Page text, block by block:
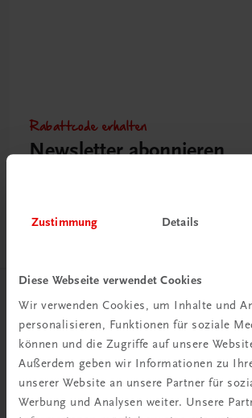
Zustimmung Details
Diese Webseite verwendet Cookies
Wir verwenden Cookies, um Inhalte und
personalisieren, Funktionen für soziale
können und die Zugriffe auf unsere
Außerdem geben wir Informationen zu
unserer Website an unsere Partner für
Werbung und Analysen weiter. Unsere
Rabattcode erhalten
Newsletter abonnieren
Herzlich willkommen bei